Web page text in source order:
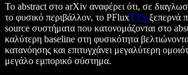
Το abstract στο arXiv αναφέρει ότι, σε
το φυσικό περιβάλλον, το PFluxTTS ξεπερνά
source συστήματα που κατονομάζονται στο
καλύτερη baseline στη φυσικότητα
κατανόησης και επιτυγχάνει μεγαλύτερη
μεγάλο εμπορικό σύστημα.